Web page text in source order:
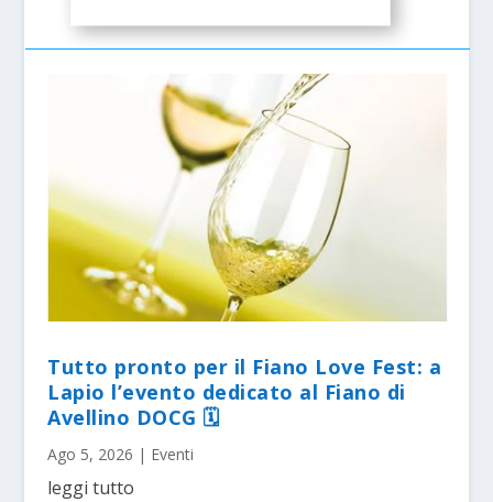
Tutto pronto per il Fiano Love Fest: a
Lapio l’evento dedicato al Fiano di
Avellino DOCG 🗓
Ago 5, 2026 | Eventi
leggi tutto